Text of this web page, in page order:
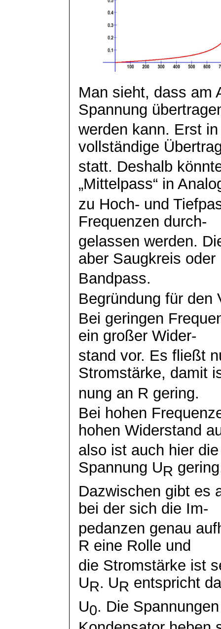
Man sieht, dass am
Spannung
werden kann. Erst
vollständige
statt. Deshalb
„Mittelpass“ in
zu Hoch- und
Frequenzen durch-
gelassen werden.
aber Saugkreis oder
Bandpass.
Begründung für den
Bei geringen
ein großer Wider-
stand vor. Es fließt
Stromstärke, damit
nung an R gering.
Bei hohen
hohen Widerstand
also ist auch hier
Spannung UR
Dazwischen gibt es
bei der sich die Im-
pedanzen genau
R eine Rolle und
die Stromstärke ist
UR. UR entspricht
U0. Die